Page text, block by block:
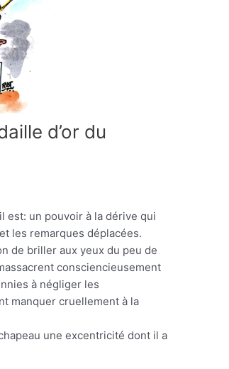
d’or du
est: un pouvoir à la dérive qui
les remarques déplacées.
de briller aux yeux du peu de
consciencieusement
à négliger les
manquer cruellement à la
une excentricité dont il a